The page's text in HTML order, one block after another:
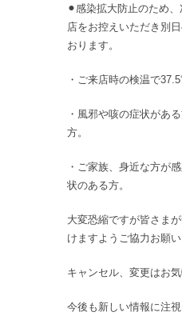
⚫︎感染拡大防止のため
店をお控えいただき別
おります。
・ご来店時の検温で
・風邪や咳の症状があ
方。
・ご家族、身近な方が
状のある方。
大変恐縮ですが皆さま
けますようご協力お願い
キャンセル、変更はお
今後も新しい情報に注